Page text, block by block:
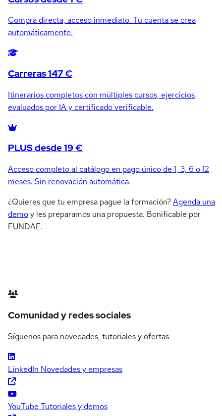
Compra directa, acceso inmediato. Tu cuenta se crea
automáticamente.
Carreras 147 €
Itinerarios completos con múltiples cursos, ejercicios
evaluados por IA y certificado verificable.
PLUS desde 19 €
Acceso completo al catálogo en pago único de 1, 3, 6 o 12
meses. Sin renovación automática.
¿Quieres que tu empresa pague la formación?Agenda una
demoy les preparamos una propuesta. Bonificable por
FUNDAE.
Comunidad y redes sociales
Síguenos para novedades, tutoriales y ofertas
LinkedIn Novedades y empresas
YouTube Tutoriales y demos